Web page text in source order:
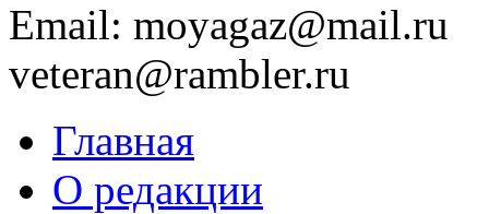
Email: moyagaz@mail.ru
veteran@rambler.ru
Главная
О редакции